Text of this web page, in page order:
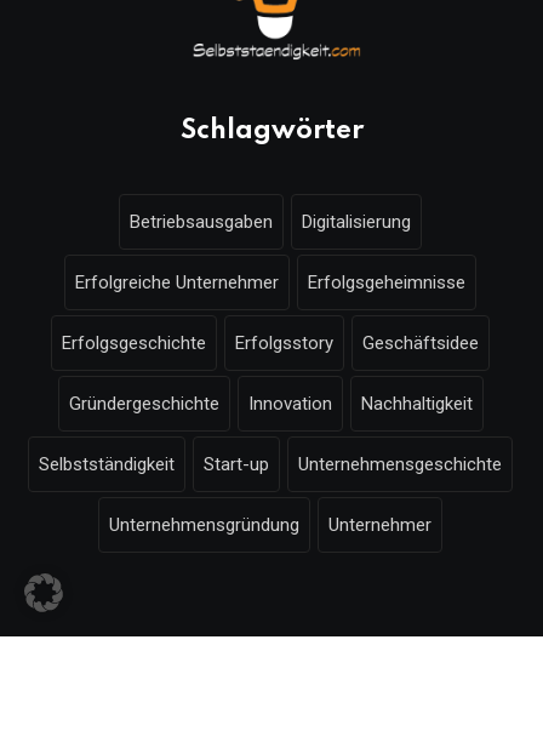
Schlagwörter
Betriebsausgaben Digitalisierung
Erfolgreiche Unternehmer Erfolgsgeheimnisse
Erfolgsgeschichte Erfolgsstory Geschäftsidee
Gründergeschichte Innovation Nachhaltigkeit
Selbstständigkeit Start-up Unternehmensgeschichte
Unternehmensgründung Unternehmer